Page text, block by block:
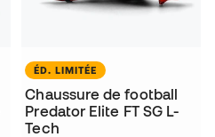
ÉD. LIMITÉE
Chaussure de football
Predator Elite FT SG L-
Tech